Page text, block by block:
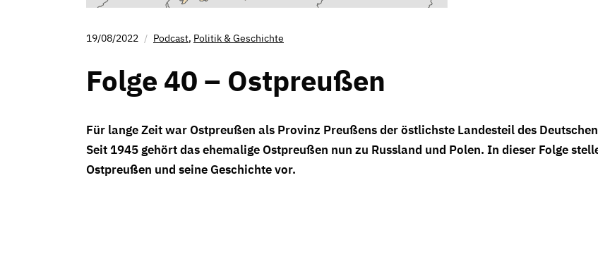
19/08/2022 Podcast, Politik & Geschichte
Folge 40 – Ostpreußen
Für lange Zeit war Ostpreußen als Provinz Preußens der östlichste Landesteil des
Seit 1945 gehört das ehemalige Ostpreußen nun zu Russland und Polen. In dieser Folge
Ostpreußen und seine Geschichte vor.